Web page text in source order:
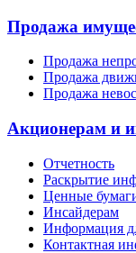
Продажа
Продажа
Продажа
Продажа
Акционерам и
Отчетность
Раскрытие
Ценные
Инсайдерам
Информация
Контактная